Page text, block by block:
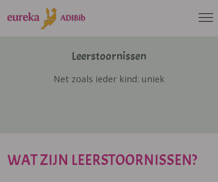
Leerstoornissen
Net zoals ieder kind: uniek
WAT ZIJN LEERSTOORNISSEN?